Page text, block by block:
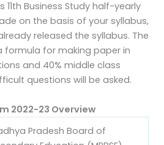
11th Business Study half-yearly
on the basis of your syllabus,
released the syllabus. The
formula for making paper in
and 40% middle class
questions will be asked.
2022-23 Overview
Pradesh Board of